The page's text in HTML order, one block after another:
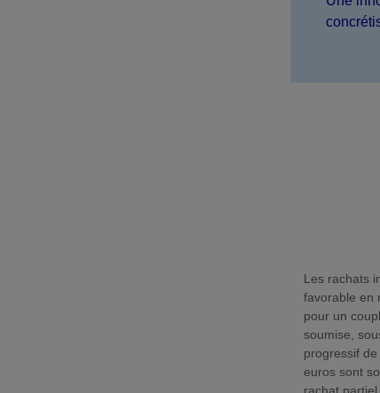
Les rachats
favorable en
pour un
soumise,
progressif
euros sont
rachat